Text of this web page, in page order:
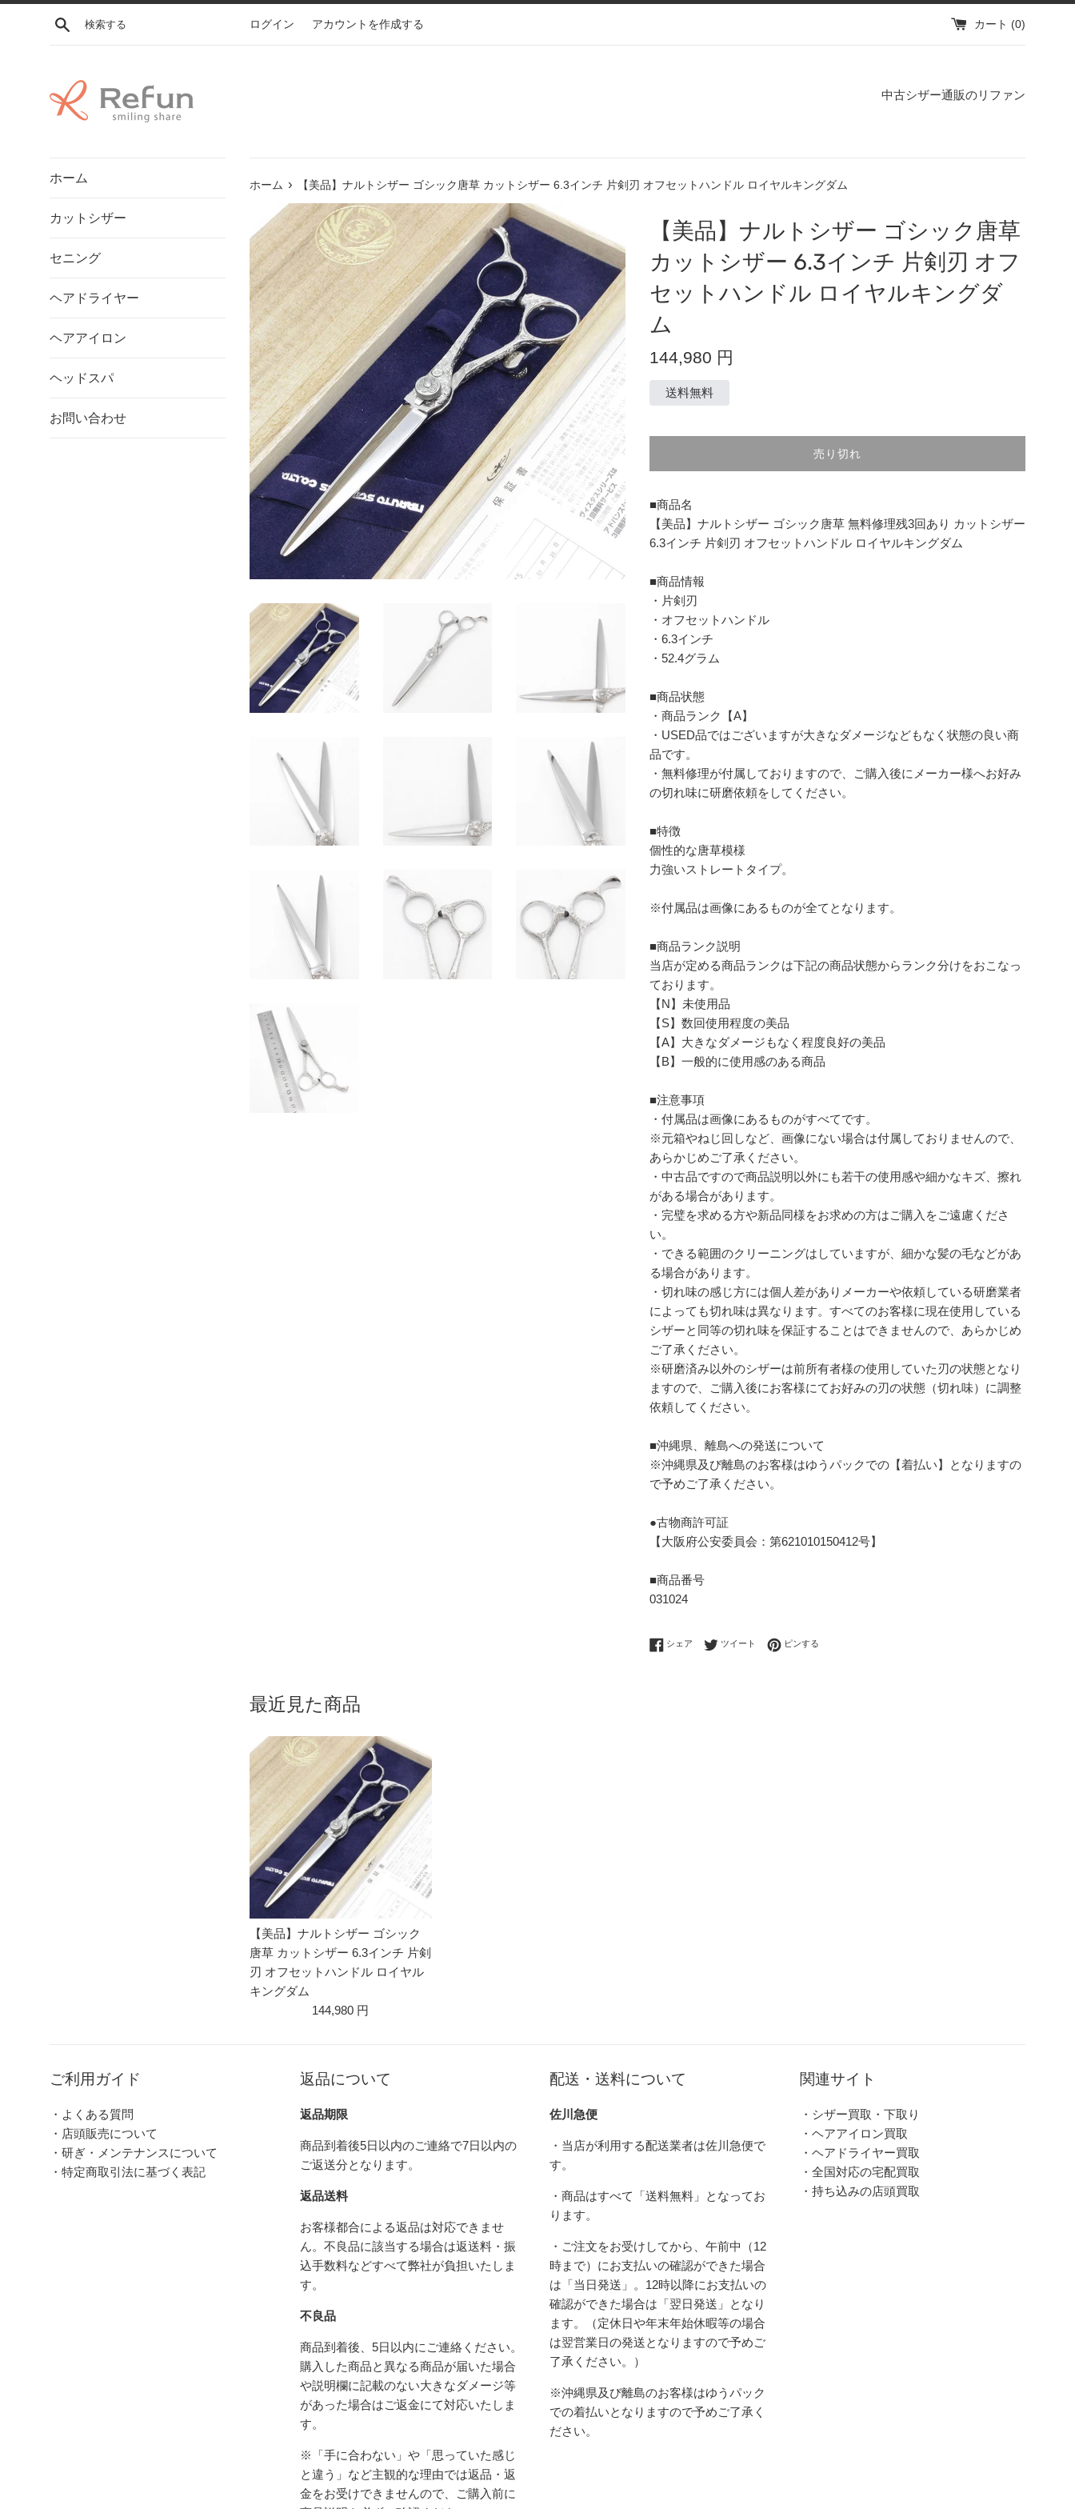
コ
検索する ログイン アカウントを作成する カート (0)
中古シザー通販のリファン
ホーム
カットシザー
セニング
ヘアドライヤー
ヘアアイロン
ヘッドスパ
お問い合わせ
ホーム › 【美品】ナルトシザー ゴシック唐草 カットシザー 6.3インチ 片剣刃 オフセットハンドル ロイヤルキングダム
【美品】ナルトシザー ゴシック唐草
カットシザー 6.3インチ 片剣刃 オフ
セットハンドル ロイヤルキングダ
ム
通
格
144,980 円
送料無料
売り切れ
■商品名
【美品】ナルトシザー ゴシック唐草 無料修理残3回あり カットシザー
6.3インチ 片剣刃 オフセットハンドル ロイヤルキングダム
■商品情報
・片剣刃
・オフセットハンドル
・6.3インチ
・52.4グラム
■商品状態
・商品ランク【A】
・USED品ではございますが大きなダメージなどもなく状態の良い商
品です。
・無料修理が付属しておりますので、ご購入後にメーカー様へお好み
の切れ味に研磨依頼をしてください。
■特徴
個性的な唐草模様
力強いストレートタイプ。
※付属品は画像にあるものが全てとなります。
■商品ランク説明
当店が定める商品ランクは下記の商品状態からランク分けをおこなっ
ております。
【N】未使用品
【S】数回使用程度の美品
【A】大きなダメージもなく程度良好の美品
【B】一般的に使用感のある商品
■注意事項
・付属品は画像にあるものがすべてです。
※元箱やねじ回しなど、画像にない場合は付属しておりませんので、
あらかじめご了承ください。
・中古品ですので商品説明以外にも若干の使用感や細かなキズ、擦れ
がある場合があります。
・完璧を求める方や新品同様をお求めの方はご購入をご遠慮くださ
い。
・できる範囲のクリーニングはしていますが、細かな髪の毛などがあ
る場合があります。
・切れ味の感じ方には個人差がありメーカーや依頼している研磨業者
によっても切れ味は異なります。すべてのお客様に現在使用している
シザーと同等の切れ味を保証することはできませんので、あらかじめ
ご了承ください。
※研磨済み以外のシザーは前所有者様の使用していた刃の状態となり
ますので、ご購入後にお客様にてお好みの刃の状態（切れ味）に調整
依頼してください。
■沖縄県、離島への発送について
※沖縄県及び離島のお客様はゆうパックでの【着払い】となりますの
で予めご了承ください。
●古物商許可証
【大阪府公安委員会：第621010150412号】
■商品番号
031024
シェア Facebookでシェアする
ツイート Twitterに投稿する
ピンする
最近見た商品
【美品】ナルトシザー ゴシック
唐草 カットシザー 6.3インチ 片剣
刃 オフセットハンドル ロイヤル
キングダム
144,980 円
ご利用ガイド
・よくある質問
・店頭販売について
・研ぎ・メンテナンスについて
・特定商取引法に基づく表記
返品について
返品期限
商品到着後5日以内のご連絡で7日以内の
ご返送分となります。
返品送料
お客様都合による返品は対応できませ
ん。不良品に該当する場合は返送料・振
込手数料などすべて弊社が負担いたしま
す。
不良品
商品到着後、5日以内にご連絡ください。
購入した商品と異なる商品が届いた場合
や説明欄に記載のない大きなダメージ等
があった場合はご返金にて対応いたしま
す。
※「手に合わない」や「思っていた感じ
と違う」など主観的な理由では返品・返
金をお受けできませんので、ご購入前に
配送・送料について
佐川急便
・当店が利用する配送業者は佐川急便で
す。
・商品はすべて「送料無料」となってお
ります。
・ご注文をお受けしてから、午前中（12
時まで）にお支払いの確認ができた場合
は「当日発送」。12時以降にお支払いの
確認ができた場合は「翌日発送」となり
ます。（定休日や年末年始休暇等の場合
は翌営業日の発送となりますので予めご
了承ください。）
※沖縄県及び離島のお客様はゆうパック
での着払いとなりますので予めご了承く
ださい。
関連サイト
・シザー買取・下取り
・ヘアアイロン買取
・ヘアドライヤー買取
・全国対応の宅配買取
・持ち込みの店頭買取